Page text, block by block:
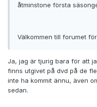
åtminstone första
Välkommen till forumet
Ja, jag är tjurig bara för att
finns utgivet på dvd på de
inte ha kommit ännu, även
sedan.